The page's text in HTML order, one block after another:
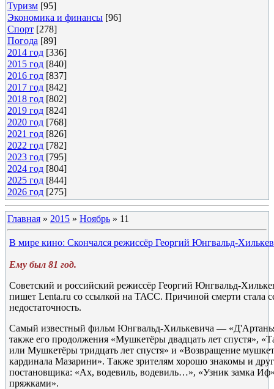
Туризм [95]
Экономика и финансы [96]
Спорт [278]
Погода [89]
2014 год [336]
2015 год [840]
2016 год [837]
2017 год [842]
2018 год [802]
2019 год [824]
2020 год [768]
2021 год [826]
2022 год [782]
2023 год [795]
2024 год [804]
2025 год [844]
2026 год [275]
Главная » 2015 » Ноябрь » 11
В мире кино: Скончался режиссёр Георгий Юнгвальд-
Ему был 81 год.
Советский и российский режиссёр Георгий Юнгвальд-
пишет Lenta.ru со ссылкой на ТАСС. Причиной смерти стала
недостаточность.
Самый известный фильм Юнгвальд-Хилькевича —
также его продолжения «Мушкетёры двадцать лет спустя»,
или Мушкетёры тридцать лет спустя» и «Возвращение
кардинала Мазарини». Также зрителям хорошо знакомы и
постановщика: «Ах, водевиль, водевиль…», «Узник замка
пряжками».